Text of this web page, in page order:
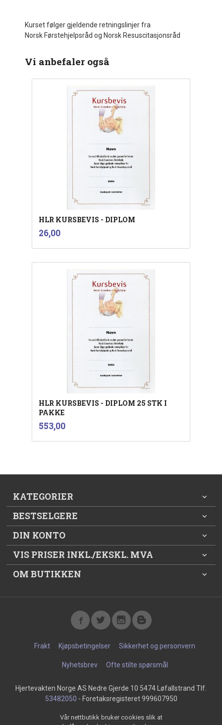
Kurset følger gjeldende retningslinjer fra
Norsk Førstehjelpsråd og Norsk Resuscitasjonsråd
Vi anbefaler også
HLR KURSBEVIS - DIPLOM
Pris
26,00mva.
HLR KURSBEVIS - DIPLOM 25 STK I
PAKKE
Pris
553,00mva.
KATEGORIER
BESTSELGERE
DIN KONTO
VIS PRISER INKL./EKSKL. MVA
OM BUTIKKEN
Frakt Kjøpsbetingelser Sikkerhet og personvern
Nyhetsbrev Ofte stilte spørsmål
Hjertevakten Norge AS Nedre Gjerde 10 5474 Løfallstrand Tlf.
53482050 - Foretaksregisteret 999607950
Vår nettbutikk bruker cookies slik at